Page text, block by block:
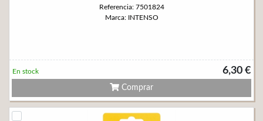
Referencia: 7501824
Marca: INTENSO
6,30 €
En stock
Comprar